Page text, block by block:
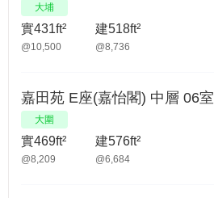
大埔
實431ft²
@10,500
建518ft²
@8,736
大圍
嘉田苑 E座(嘉怡閣) 中層 06室
實469ft²
@8,209
建576ft²
@6,684